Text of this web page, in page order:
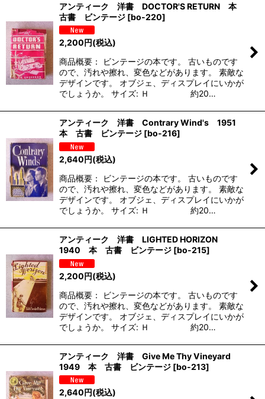
アンティーク 洋書 DOCTOR'S RETURN 本
古書 ビンテージ [bo-220]
2,200円(税込)
商品概要： ビンテージの本です。 古いものです
ので、汚れや擦れ、変色などがあります。 素敵な
デザインです。 オブジェ、ディスプレイにいかが
でしょうか。 サイズ: Ｈ 約20…
アンティーク 洋書 Contrary Wind's 1951
本 古書 ビンテージ [bo-216]
2,640円(税込)
商品概要： ビンテージの本です。 古いものです
ので、汚れや擦れ、変色などがあります。 素敵な
デザインです。 オブジェ、ディスプレイにいかが
でしょうか。 サイズ: Ｈ 約20…
アンティーク 洋書 LIGHTED HORIZON
1940 本 古書 ビンテージ [bo-215]
2,200円(税込)
商品概要： ビンテージの本です。 古いものです
ので、汚れや擦れ、変色などがあります。 素敵な
デザインです。 オブジェ、ディスプレイにいかが
でしょうか。 サイズ: Ｈ 約20…
アンティーク 洋書 Give Me Thy Vineyard
1949 本 古書 ビンテージ [bo-213]
2,640円(税込)